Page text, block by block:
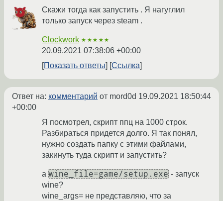
Скажи тогда как запустить . Я нагуглил
только запуск через steam .
Clockwork ★★★★★
20.09.2021 07:38:06 +00:00
Показать ответы
Ссылка
Ответ на: комментарий от mord0d 19.09.2021 18:50:44
+00:00
Я посмотрел, скрипт ппц на 1000 строк.
Разбираться придется долго. Я так понял,
нужно создать папку с этими файлами,
закинуть туда скрипт и запустить?
а wine_file=game/setup.exe - запуск
wine?
wine_args= не представляю, что за